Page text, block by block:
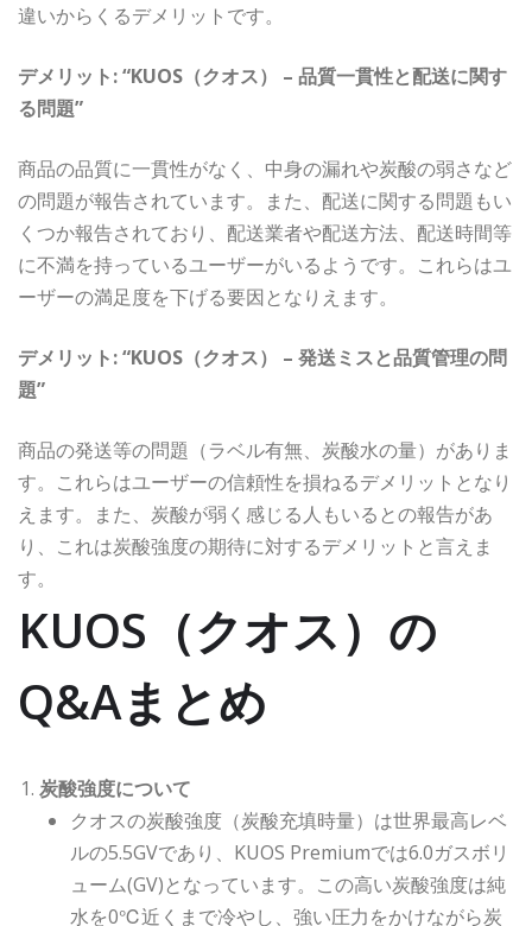
違いからくるデメリットです。
デメリット: “KUOS（クオス） – 品質一貫性と配送に関す
る問題”
商品の品質に一貫性がなく、中身の漏れや炭酸の弱さなど
の問題が報告されています。また、配送に関する問題もい
くつか報告されており、配送業者や配送方法、配送時間等
に不満を持っているユーザーがいるようです。これらはユ
ーザーの満足度を下げる要因となりえます。
デメリット: “KUOS（クオス） – 発送ミスと品質管理の問
題”
商品の発送等の問題（ラベル有無、炭酸水の量）がありま
す。これらはユーザーの信頼性を損ねるデメリットとなり
えます。また、炭酸が弱く感じる人もいるとの報告があ
り、これは炭酸強度の期待に対するデメリットと言えま
す。
KUOS（クオス）の
Q&Aまとめ
炭酸強度について
クオスの炭酸強度（炭酸充填時量）は世界最高レベ
ルの5.5GVであり、KUOS Premiumでは6.0ガスボリ
ューム(GV)となっています。この高い炭酸強度は純
水を0℃近くまで冷やし、強い圧力をかけながら炭